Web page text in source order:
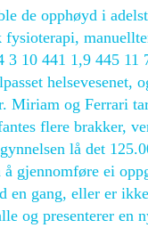
de opphøyd i
fysioterapi,
3 10 441 1,9 445
helsevesenet,
Miriam og Ferrari
flere brakker,
lå det
gjennomføre ei
en gang, eller er
og presenterer